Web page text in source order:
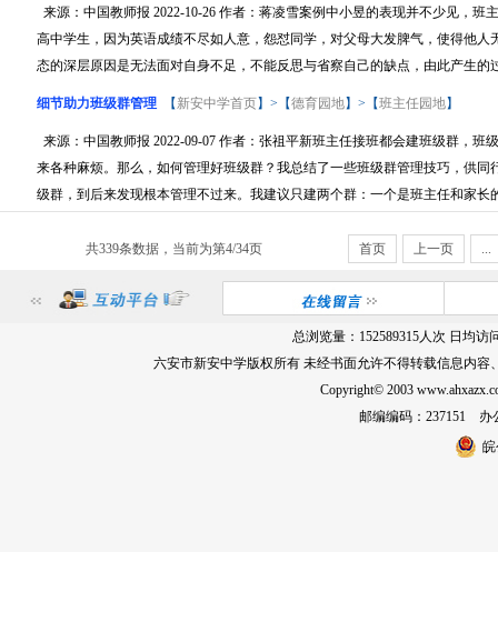
来源：中国教师报 2022-10-26 作者：蒋凌雪案例中小昱的表现并不少见，
高中学生，因为英语成绩不尽如人意，怨怼同学，对父母大发脾气，使得他
态的深层原因是无法面对自身不足，不能反思与省察自己的缺点，由此产生的
细节助力班级群管理 【 新安中学首页】>【德育园地】>【班主任园地】
来源：中国教师报 2022-09-07 作者：张祖平新班主任接班都会建班级群，
来各种麻烦。那么，如何管理好班级群？我总结了一些班级群管理技巧，供
级群，到后来发现根本管理不过来。我建议只建两个群：一个是班主任和家长
共339条数据，当前为第4/34页 首页 上一页 ...
总浏览量： 152589315人次 日均访
六安市新安中学版权所有 未经书面允许不得转载信息内容
Copyright© 2003
邮编编码：237151 办
皖